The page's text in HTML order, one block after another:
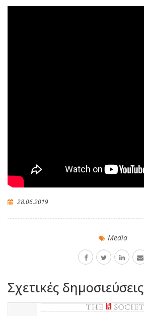
28.06.2019
Media
Σχετικές δημοσιεύσεις